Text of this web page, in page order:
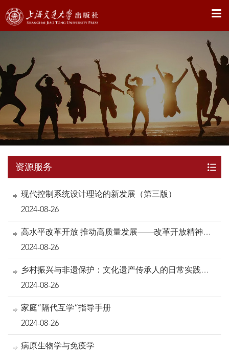
X
资源服务
现代控制系统设计理论的新发展（第三版）
2024-08-26
高水平改革开放 推动高质量发展——改革开放精神与
新时代浦东开发开放文集
2024-08-26
乡村振兴与非遗保护：文化遗产传承人的日常实践研
究
2024-08-26
家庭“隔代互学”指导手册
2024-08-26
病原生物学与免疫学